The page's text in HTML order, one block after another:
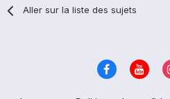
Aller sur la liste des sujets